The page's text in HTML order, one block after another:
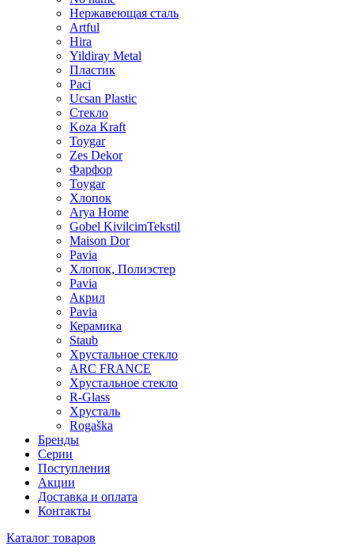
Нержавеющая сталь
Artful
Hira
Yildiray Metal
Пластик
Paci
Ucsan Plastic
Стекло
Koza Kraft
Toygar
Zes Dekor
Фарфор
Toygar
Хлопок
Arya Home
Gobel KivilcimTekstil
Maison Dor
Pavia
Хлопок, Полиэстер
Pavia
Акрил
Pavia
Керамика
Staub
Хрустальное стекло
ARC FRANCE
Хрустальное стекло
R-Glass
Хрусталь
Rogaška
Бренды
Серии
Поступления
Акции
Доставка и оплата
Контакты
Каталог товаров